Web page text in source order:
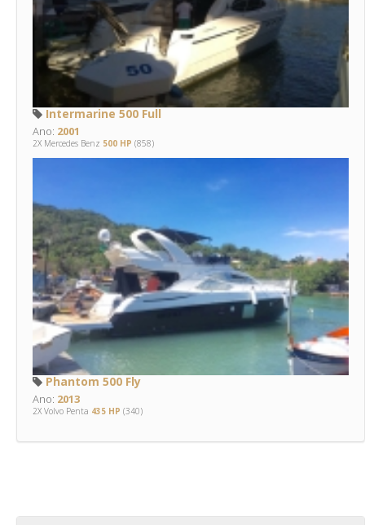
Intermarine 500 Full
Ano: 2001
2X Mercedes Benz 500 HP (858)
Phantom 500 Fly
Ano: 2013
2X Volvo Penta 435 HP (340)